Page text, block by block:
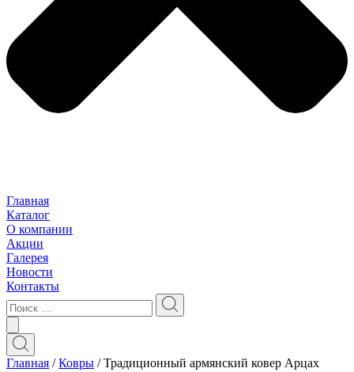
Главная
Каталог
О компании
Акции
Галерея
Новости
Контакты
Главная /Ковры / Традиционный армянский ковер Арцах